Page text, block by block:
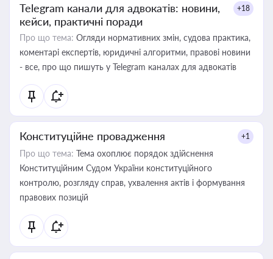
Telegram канали для адвокатів: новини,
кейси, практичні поради
+18
Про що тема: Огляди нормативних змін, судова практика,
коментарі експертів, юридичні алгоритми, правові новини
- все, про що пишуть у Telegram каналах для адвокатів
Конституційне провадження +1
Про що тема: Тема охоплює порядок здійснення
Конституційним Судом України конституційного
контролю, розгляду справ, ухвалення актів і формування
правових позицій